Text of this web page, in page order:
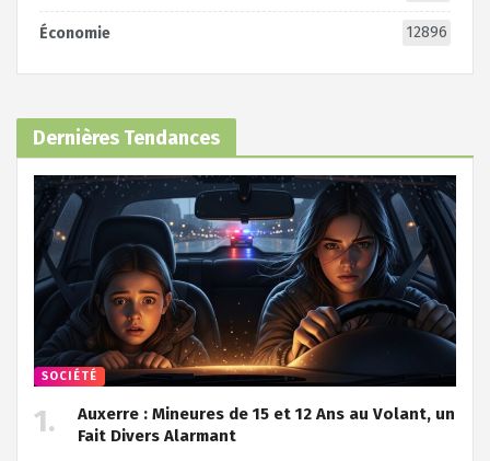
Économie 12896
Dernières Tendances
SOCIÉTÉ
Auxerre : Mineures de 15 et 12 Ans au Volant, un
Fait Divers Alarmant